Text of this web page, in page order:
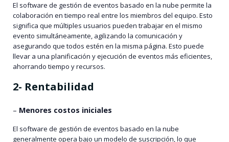
El software de gestión de eventos basado en la nube permite la
colaboración en tiempo real entre los miembros del equipo. Esto
significa que múltiples usuarios pueden trabajar en el mismo
evento simultáneamente, agilizando la comunicación y
asegurando que todos estén en la misma página. Esto puede
llevar a una planificación y ejecución de eventos más eficientes,
ahorrando tiempo y recursos.
2- Rentabilidad
– Menores costos iniciales
El software de gestión de eventos basado en la nube
generalmente opera bajo un modelo de suscripción, lo que